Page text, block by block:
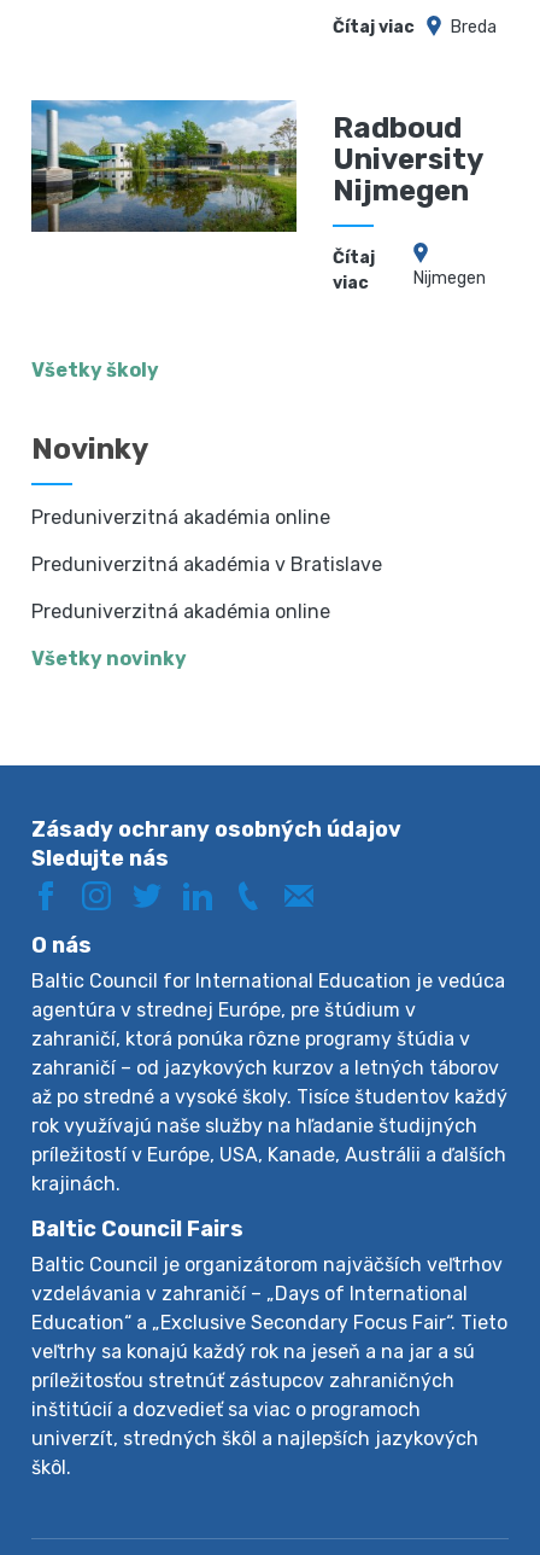
Čítaj viac Breda
Radboud
University
Nijmegen
Čítaj
viac
Nijmegen
Všetky školy
Novinky
Preduniverzitná akadémia online
Preduniverzitná akadémia v Bratislave
Preduniverzitná akadémia online
Všetky novinky
Zásady ochrany osobných údajov
Sledujte nás
O nás
Baltic Council for International Education je vedúca
agentúra v strednej Európe, pre štúdium v
zahraničí, ktorá ponúka rôzne programy štúdia v
zahraničí – od jazykových kurzov a letných táborov
až po stredné a vysoké školy. Tisíce študentov každý
rok využívajú naše služby na hľadanie študijných
príležitostí v Európe, USA, Kanade, Austrálii a ďalších
krajinách.
Baltic Council Fairs
Baltic Council je organizátorom najväčších veľtrhov
vzdelávania v zahraničí – „Days of International
Education“ a „Exclusive Secondary Focus Fair“. Tieto
veľtrhy sa konajú každý rok na jeseň a na jar a sú
príležitosťou stretnúť zástupcov zahraničných
inštitúcií a dozvedieť sa viac o programoch
univerzít, stredných škôl a najlepších jazykových
škôl.